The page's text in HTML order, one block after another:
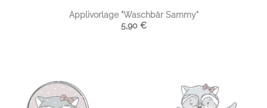
Applivorlage "Waschbär Sammy"
5,90 €